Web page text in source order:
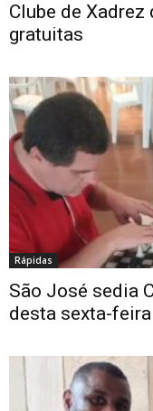
Clube de
gratuitas
Rápidas
São José sedia
desta sexta-feira